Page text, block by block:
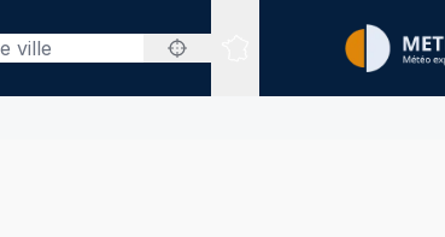
Sites expertisés